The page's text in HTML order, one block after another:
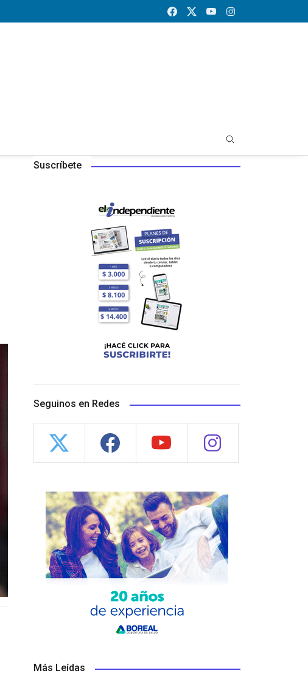
Suscríbete
Seguinos en Redes
Más Leídas